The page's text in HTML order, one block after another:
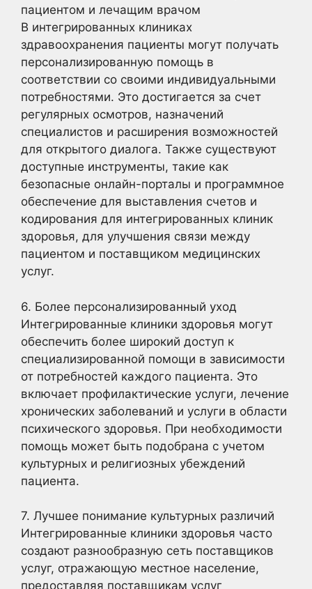
пациентом и лечащим врачом
В интегрированных клиниках
здравоохранения пациенты могут получать
персонализированную помощь в
соответствии со своими индивидуальными
потребностями. Это достигается за счет
регулярных осмотров, назначений
специалистов и расширения возможностей
для открытого диалога. Также существуют
доступные инструменты, такие как
безопасные онлайн-порталы и программное
обеспечение для выставления счетов и
кодирования для интегрированных клиник
здоровья, для улучшения связи между
пациентом и поставщиком медицинских
услуг.
6. Более персонализированный уход
Интегрированные клиники здоровья могут
обеспечить более широкий доступ к
специализированной помощи в зависимости
от потребностей каждого пациента. Это
включает профилактические услуги, лечение
хронических заболеваний и услуги в области
психического здоровья. При необходимости
помощь может быть подобрана с учетом
культурных и религиозных убеждений
пациента.
7. Лучшее понимание культурных различий
Интегрированные клиники здоровья часто
создают разнообразную сеть поставщиков
услуг, отражающую местное население,
предоставляя поставщикам услуг